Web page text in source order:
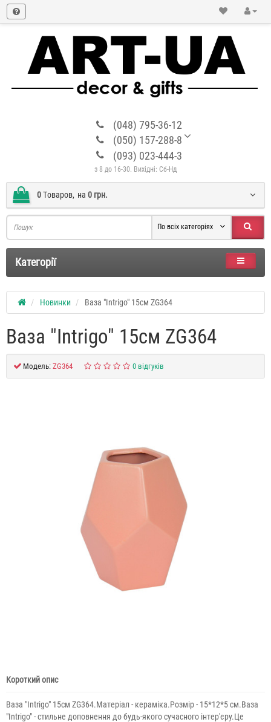
(048) 795-36-12
(050) 157-288-8
(093) 023-444-3
з 8 до 16-30. Вихідні: Сб-Нд
0Tоваров, на 0 грн.
По всіх категоріях
Категорії
Новинки Ваза "Intrigo" 15см ZG364
Ваза "Intrigo" 15см ZG364
Модель: ZG364 0 відгуків
Короткий опис
Ваза "Intrigo" 15см ZG364.Матеріал - кераміка.Розмір - 15*12*5 см.Ваза
"Intrigo" - стильне доповнення до будь-якого сучасного інтер'єру.Це